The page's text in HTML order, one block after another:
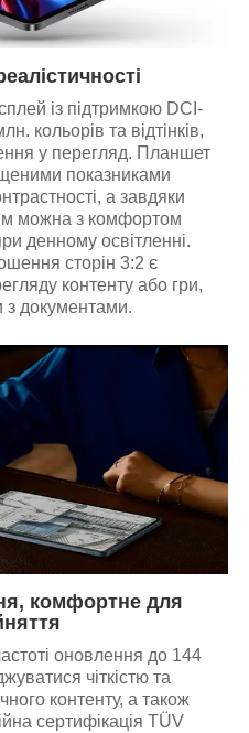
із підтримкою DCI-
кольорів та відтінків,
у перегляд. Планшет
показниками
а завдяки
можна з комфортом
денному освітленні.
сторін 3:2 є
контенту або гри,
з документами.
комфортне для
оновлення до 144
чіткістю та
контенту, а також
сертифікація TÜV